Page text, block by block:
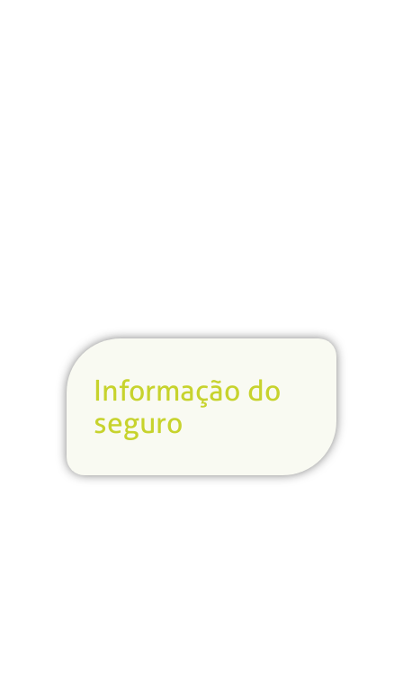
Informação do
seguro